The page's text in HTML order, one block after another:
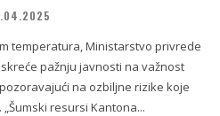
temperatura, Ministarstvo privrede
pažnju javnosti na važnost
na ozbiljne rizike koje
resursi Kantona...